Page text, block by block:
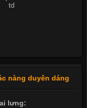
nàng duyên dáng
lưng: